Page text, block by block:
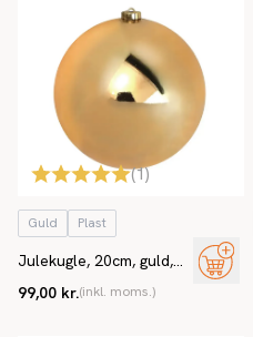
(1)
Guld Plast
Julekugle, 20cm, guld,
99,00 kr.(inkl. moms.)